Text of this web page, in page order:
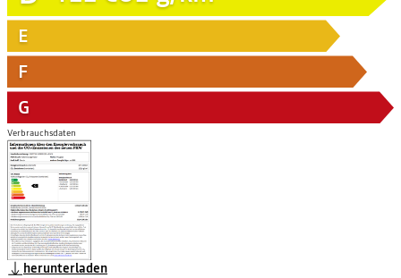
E
F
G
Verbrauchsdaten
herunterladen